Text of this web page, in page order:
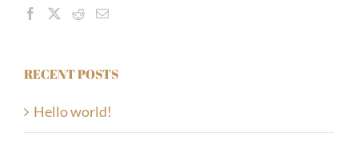
RECENT POSTS
Hello world!